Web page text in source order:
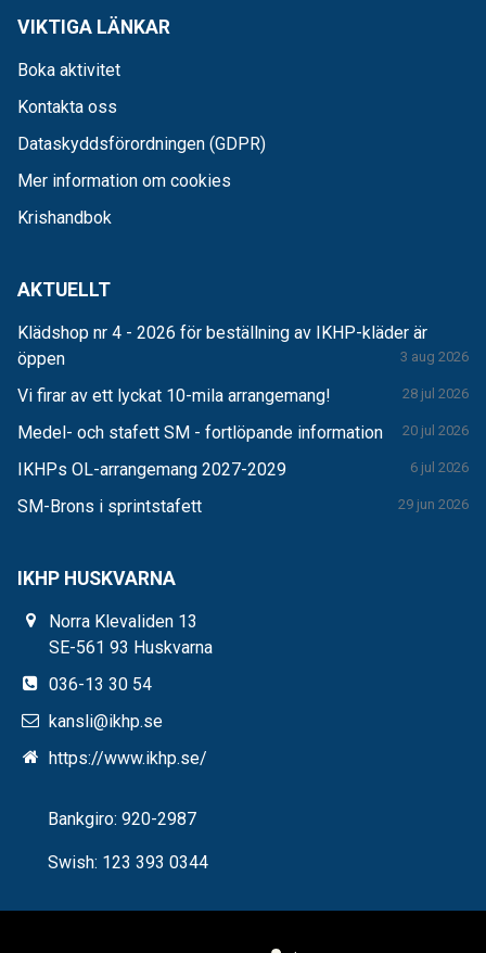
VIKTIGA LÄNKAR
Boka aktivitet
Kontakta oss
Dataskyddsförordningen (GDPR)
Mer information om cookies
Krishandbok
AKTUELLT
Klädshop nr 4 - 2026 för beställning av IKHP-kläder är
öppen
3 aug 2026
Vi firar av ett lyckat 10-mila arrangemang! 28 jul 2026
Medel- och stafett SM - fortlöpande information 20 jul 2026
IKHPs OL-arrangemang 2027-2029 6 jul 2026
SM-Brons i sprintstafett 29 jun 2026
IKHP HUSKVARNA
Norra Klevaliden 13
SE-561 93 Huskvarna
036-13 30 54
kansli@ikhp.se
https://www.ikhp.se/
Bankgiro: 920-2987
Swish: 123 393 0344